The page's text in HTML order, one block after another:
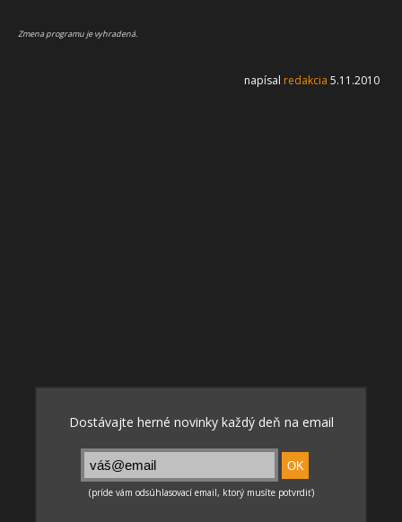
Zmena programu je vyhradená.
napísal redakcia 5.11.2010